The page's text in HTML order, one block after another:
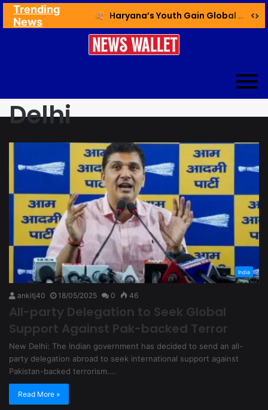
Trending
News
Haryana’s Youth Gain Global Healthcare Career Boost Through New Skilling Partnership
Delhi
India
ankitj40 18/05/2025 0 46
All-party Delegation to Seek Global
Support Against Pak-backed Terror
New Delhi: The Indian government has decided to send an all-
party delegation abroad to seek international support against
Pakistan-backed terrorism.…
Read More »